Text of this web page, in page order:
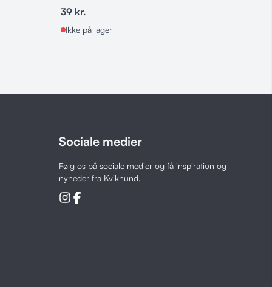
39 kr.
Ikke på lager
Sociale medier
Følg os på sociale medier og få inspiration og
nyheder fra Kvikhund.